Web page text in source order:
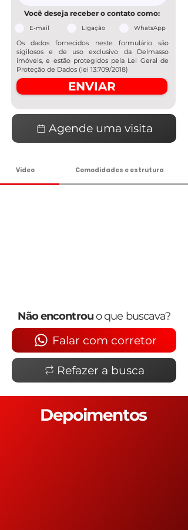
Você deseja receber o contato como:
E-mail Ligação WhatsApp
Os dados fornecidos neste formulário são
sigilosos e de uso exclusivo da Delmasso
imóveis, e estão protegidos pela Lei Geral de
Proteção de Dados (lei 13.709/2018)
ENVIAR
Agende uma visita
Vídeo Comodidades e estrutura
Não encontrouo que buscava?
Falar com corretor
Refazer a busca
Depoimentos